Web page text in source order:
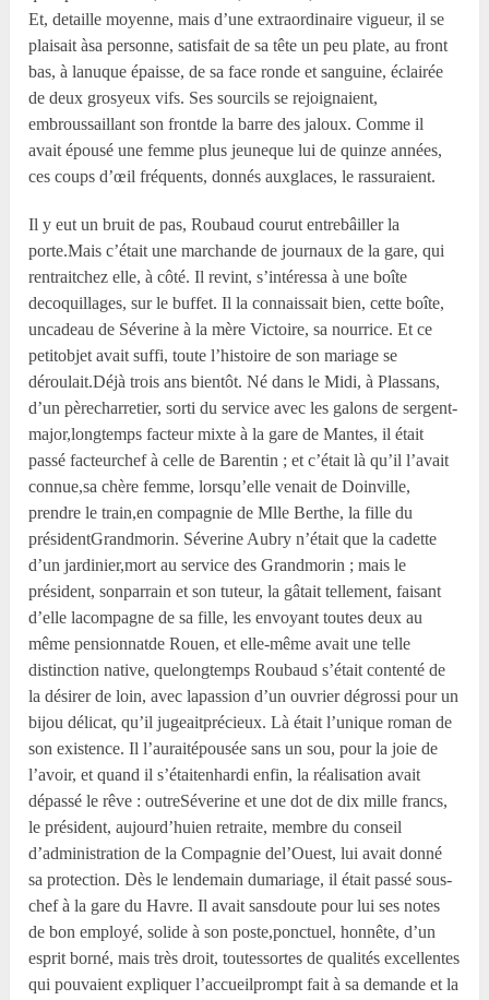
Et, detaille moyenne, mais d’une extraordinaire vigueur, il se
plaisait àsa personne, satisfait de sa tête un peu plate, au front
bas, à lanuque épaisse, de sa face ronde et sanguine, éclairée
de deux grosyeux vifs. Ses sourcils se rejoignaient,
embroussaillant son frontde la barre des jaloux. Comme il
avait épousé une femme plus jeuneque lui de quinze années,
ces coups d’œil fréquents, donnés auxglaces, le rassuraient.
Il y eut un bruit de pas, Roubaud courut entrebâiller la
porte.Mais c’était une marchande de journaux de la gare, qui
rentraitchez elle, à côté. Il revint, s’intéressa à une boîte
decoquillages, sur le buffet. Il la connaissait bien, cette boîte,
uncadeau de Séverine à la mère Victoire, sa nourrice. Et ce
petitobjet avait suffi, toute l’histoire de son mariage se
déroulait.Déjà trois ans bientôt. Né dans le Midi, à Plassans,
d’un pèrecharretier, sorti du service avec les galons de sergent-
major,longtemps facteur mixte à la gare de Mantes, il était
passé facteurchef à celle de Barentin ; et c’était là qu’il l’avait
connue,sa chère femme, lorsqu’elle venait de Doinville,
prendre le train,en compagnie de Mlle Berthe, la fille du
présidentGrandmorin. Séverine Aubry n’était que la cadette
d’un jardinier,mort au service des Grandmorin ; mais le
président, sonparrain et son tuteur, la gâtait tellement, faisant
d’elle lacompagne de sa fille, les envoyant toutes deux au
même pensionnatde Rouen, et elle-même avait une telle
distinction native, quelongtemps Roubaud s’était contenté de
la désirer de loin, avec lapassion d’un ouvrier dégrossi pour un
bijou délicat, qu’il jugeaitprécieux. Là était l’unique roman de
son existence. Il l’auraitépousée sans un sou, pour la joie de
l’avoir, et quand il s’étaitenhardi enfin, la réalisation avait
dépassé le rêve : outreSéverine et une dot de dix mille francs,
le président, aujourd’huien retraite, membre du conseil
d’administration de la Compagnie del’Ouest, lui avait donné
sa protection. Dès le lendemain dumariage, il était passé sous-
chef à la gare du Havre. Il avait sansdoute pour lui ses notes
de bon employé, solide à son poste,ponctuel, honnête, d’un
esprit borné, mais très droit, toutessortes de qualités excellentes
qui pouvaient expliquer l’accueilprompt fait à sa demande et la